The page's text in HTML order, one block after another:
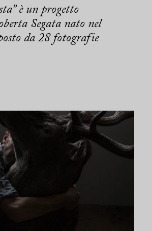
è un progetto
Segata nato nel
da 28 fotografie